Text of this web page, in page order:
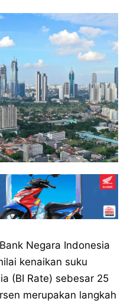
Negara Indonesia
kenaikan suku
(BI Rate) sebesar 25
merupakan langkah